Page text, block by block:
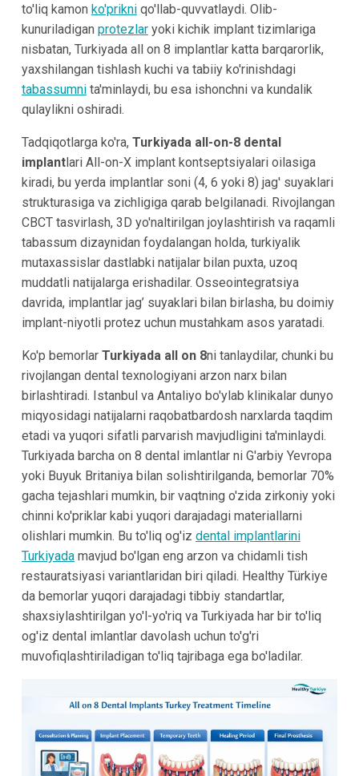
to'liq kamon ko'prikniqo'llab-quvvatlaydi. Olib-
kunuriladigan protezlaryoki kichik implant tizimlariga
nisbatan, Turkiyada all on 8 implantlar katta barqarorlik,
yaxshilangan tishlash kuchi va tabiiy ko'rinishdagi
tabassumnita'minlaydi, bu esa ishonchni va kundalik
qulaylikni oshiradi.
Tadqiqotlarga ko'ra, Turkiyada all-on-8 dental
implantlari All-on-X implant kontseptsiyalari oilasiga
kiradi, bu yerda implantlar soni (4, 6 yoki 8) jag' suyaklari
strukturasiga va zichligiga qarab belgilanadi. Rivojlangan
CBCT tasvirlash, 3D yo'naltirilgan joylashtirish va raqamli
tabassum dizaynidan foydalangan holda, turkiyalik
mutaxassislar dastlabki natijalar bilan puxta, uzoq
muddatli natijalarga erishadilar. Osseointegratsiya
davrida, implantlar jag’ suyaklari bilan birlasha, bu doimiy
implant-niyotli protez uchun mustahkam asos yaratadi.
Ko'p bemorlar Turkiyada all on 8ni tanlaydilar, chunki bu
rivojlangan dental texnologiyani arzon narx bilan
birlashtiradi. Istanbul va Antaliyo bo'ylab klinikalar dunyo
miqyosidagi natijalarni raqobatbardosh narxlarda taqdim
etadi va yuqori sifatli parvarish mavjudligini ta'minlaydi.
Turkiyada barcha on 8 dental imlantlar ni G'arbiy Yevropa
yoki Buyuk Britaniya bilan solishtirilganda, bemorlar 70%
gacha tejashlari mumkin, bir vaqtning o'zida zirkoniy yoki
chinni ko'priklar kabi yuqori darajadagi materiallarni
olishlari mumkin. Bu to'liq og'iz dental implantlarini
Turkiyadamavjud bo'lgan eng arzon va chidamli tish
restauratsiyasi variantlaridan biri qiladi. Healthy Türkiye
da bemorlar yuqori darajadagi tibbiy standartlar,
shaxsiylashtirilgan yo'l-yo'riq va Turkiyada har bir to'liq
og'iz dental imlantlar davolash uchun to'g'ri
muvofiqlashtiriladigan to'liq tajribaga ega bo'ladilar.